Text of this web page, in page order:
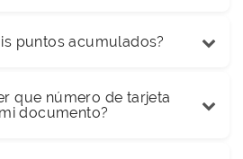
puntos acumulados?
que número de tarjeta
documento?